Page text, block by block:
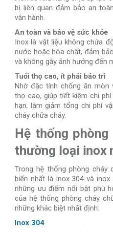
bị liên quan đảm bảo an
vận hành.
An toàn và bảo vệ sức khỏe
Inox là vật liệu không chứa
nước hoặc hóa chất, đảm
và không gây ảnh hưởng đến
Tuổi thọ cao, ít phải bảo trì
Nhờ đặc tính chống ăn
thọ cao, giúp tiết kiệm chi
hạn, làm giảm tổng chi phí
cháy chữa cháy.
Hệ thống
thường loại inox
Trong hệ thống phòng cháy
biến nhất là inox 304 và
những ưu điểm nổi bật phù
của hệ thống phòng cháy
những khác biệt nhất định:
Inox 304